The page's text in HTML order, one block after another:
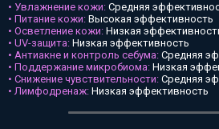
• Увлажнение кожи: Средняя
• Питание кожи: Высокая эффективность
• Осветление кожи: Низкая
• UV-защита: Низкая эффективность
• Антиакне и контроль себума: Средняя
• Поддержание микробиома: Низкая
• Снижение чувствительности: Средняя
• Лимфодренаж: Низкая эффективность